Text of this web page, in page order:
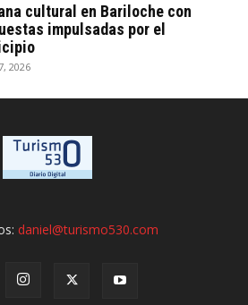
cultural en Bariloche con
impulsadas por el
2026
daniel@turismo530.com